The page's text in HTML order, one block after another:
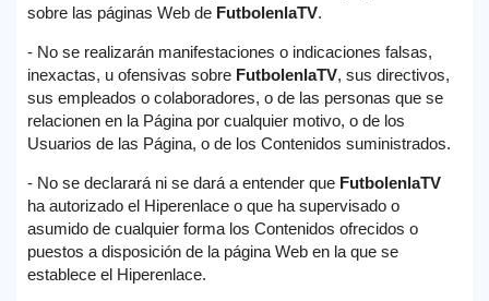
sobre las páginas Web de FutbolenlaTV.
- No se realizarán manifestaciones o indicaciones falsas,
inexactas, u ofensivas sobre FutbolenlaTV, sus directivos,
sus empleados o colaboradores, o de las personas que se
relacionen en la Página por cualquier motivo, o de los
Usuarios de las Página, o de los Contenidos suministrados.
- No se declarará ni se dará a entender que FutbolenlaTV
ha autorizado el Hiperenlace o que ha supervisado o
asumido de cualquier forma los Contenidos ofrecidos o
puestos a disposición de la página Web en la que se
establece el Hiperenlace.